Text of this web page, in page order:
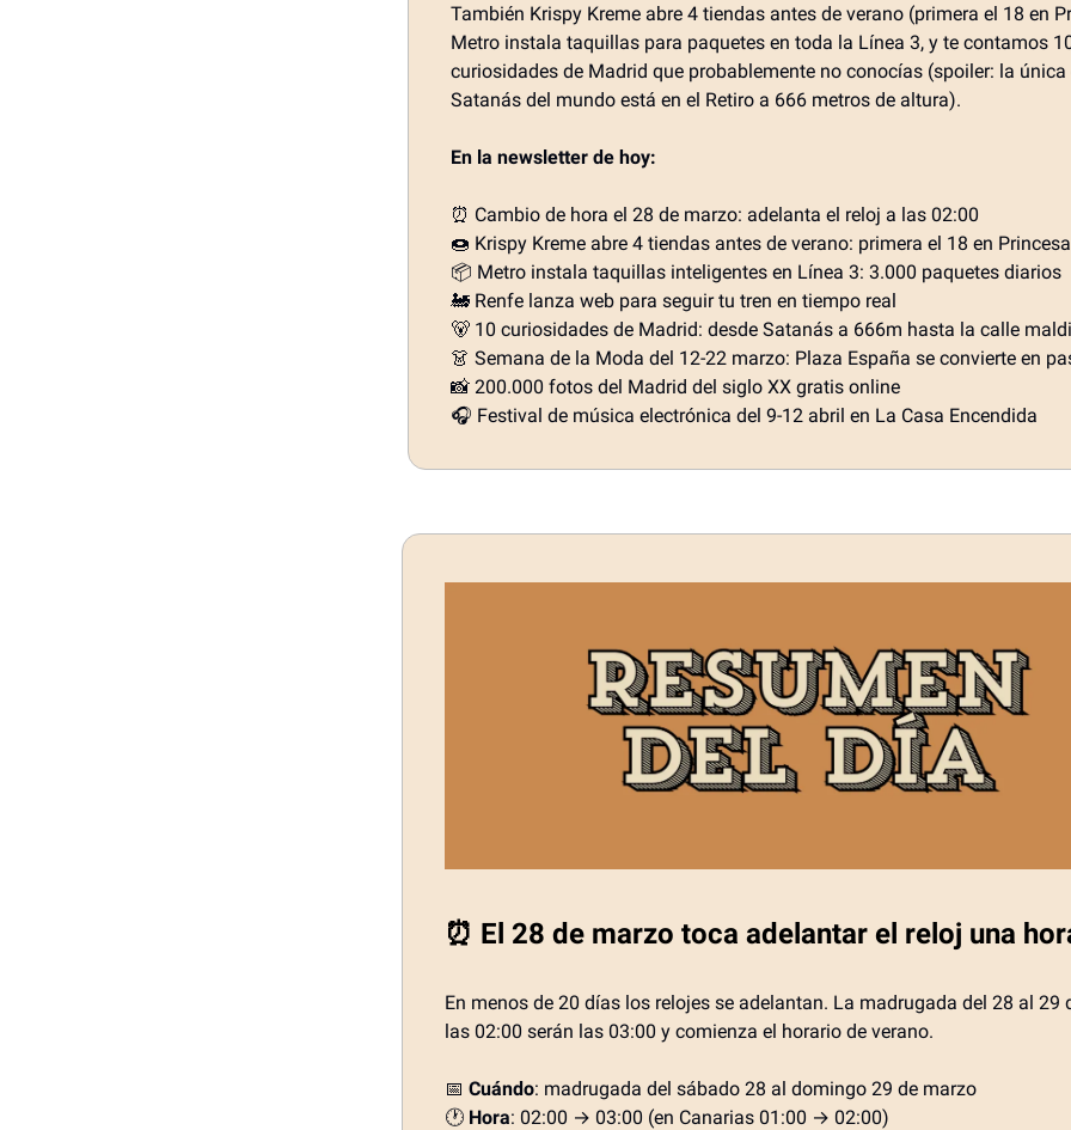
También Krispy Kreme abre 4 tiendas antes de verano (primera el 18 en
Metro instala taquillas para paquetes en toda la Línea 3, y te contamos
curiosidades de Madrid que probablemente no conocías (spoiler: la única
Satanás del mundo está en el Retiro a 666 metros de altura).
En la newsletter de hoy:
⏰ Cambio de hora el 28 de marzo: adelanta el reloj a las 02:00
🍩 Krispy Kreme abre 4 tiendas antes de verano: primera el 18 en Princesa
📦 Metro instala taquillas inteligentes en Línea 3: 3.000 paquetes diarios
🚂 Renfe lanza web para seguir tu tren en tiempo real
🐻 10 curiosidades de Madrid: desde Satanás a 666m hasta la calle
👗 Semana de la Moda del 12-22 marzo: Plaza España se convierte en
📸 200.000 fotos del Madrid del siglo XX gratis online
🎧 Festival de música electrónica del 9-12 abril en La Casa Encendida
⏰ El 28 de marzo toca adelantar el reloj una
En menos de 20 días los relojes se adelantan. La madrugada del 28 al 29
las 02:00 serán las 03:00 y comienza el horario de verano.
📅 Cuándo: madrugada del sábado 28 al domingo 29 de marzo
🕐 Hora: 02:00 → 03:00 (en Canarias 01:00 → 02:00)